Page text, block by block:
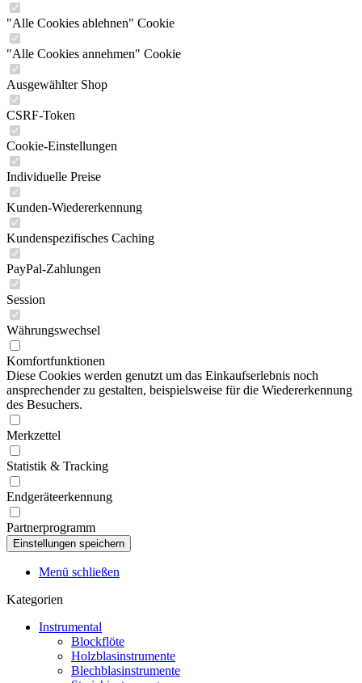
"Alle Cookies ablehnen" Cookie
"Alle Cookies annehmen" Cookie
Ausgewählter Shop
CSRF-Token
Cookie-Einstellungen
Individuelle Preise
Kunden-Wiedererkennung
Kundenspezifisches Caching
PayPal-Zahlungen
Session
Währungswechsel
Komfortfunktionen
Diese Cookies werden genutzt um das Einkaufserlebnis noch
ansprechender zu gestalten, beispielsweise für die Wiedererkennung
des Besuchers.
Merkzettel
Statistik & Tracking
Endgeräteerkennung
Partnerprogramm
Menü schließen
Kategorien
Instrumental
Blockflöte
Holzblasinstrumente
Blechblasinstrumente